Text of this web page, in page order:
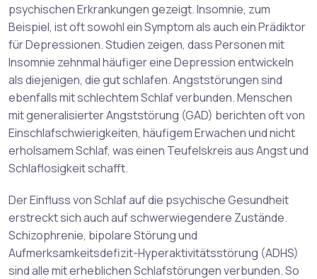
psychischen Erkrankungen gezeigt. Insomnie, zum
Beispiel, ist oft sowohl ein Symptom als auch ein Prädiktor
für Depressionen. Studien zeigen, dass Personen mit
Insomnie zehnmal häufiger eine Depression entwickeln
als diejenigen, die gut schlafen. Angststörungen sind
ebenfalls mit schlechtem Schlaf verbunden. Menschen
mit generalisierter Angststörung (GAD) berichten oft von
Einschlafschwierigkeiten, häufigem Erwachen und nicht
erholsamem Schlaf, was einen Teufelskreis aus Angst und
Schlaflosigkeit schafft.
Der Einfluss von Schlaf auf die psychische Gesundheit
erstreckt sich auch auf schwerwiegendere Zustände.
Schizophrenie, bipolare Störung und
Aufmerksamkeitsdefizit-Hyperaktivitätsstörung (ADHS)
sind alle mit erheblichen Schlafstörungen verbunden. So